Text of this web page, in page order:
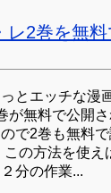
レ2巻を無
とエッチな漫
が無料で公開
で2巻も無料
この方法を使え
２分の作業...